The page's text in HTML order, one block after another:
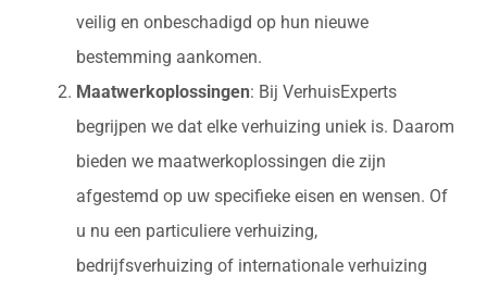
veilig en onbeschadigd op hun nieuwe
bestemming aankomen.
Maatwerkoplossingen: Bij VerhuisExperts
begrijpen we dat elke verhuizing uniek is. Daarom
bieden we maatwerkoplossingen die zijn
afgestemd op uw specifieke eisen en wensen. Of
u nu een particuliere verhuizing,
bedrijfsverhuizing of internationale verhuizing